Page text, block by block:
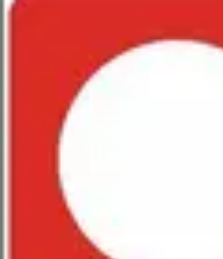
Shopping Accessible
Mode Accessible
Shopping Accessible